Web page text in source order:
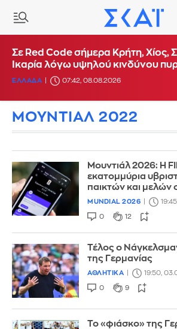
Σε Red Code σήμερα Κρήτη, Χίος,
Ικαρία λόγω υψηλού κινδύνου
ΕΛΛΑΔΑ 07:42, 08.08.2026
ΜΟΥΝΤΙΑΛ 2022
Μουντιάλ 2026: Η
εκατομμύρια
παικτών και
MUNDIAL 2026
0 12
Τέλος ο
της Γερμανίας
ΑΘΛΗΤΙΚΑ 19:50,
0 9
Το «φιάσκο» της